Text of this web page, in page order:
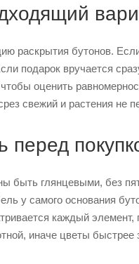
раскрытия бутонов.
подарок вручается
оценить
свежий и растения не
перед
быть глянцевыми, без
у самого основания
каждый
иначе цветы быстрее